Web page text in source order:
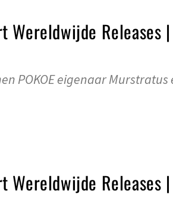
Wereldwijde Releases
POKOE eigenaar Murstratus
Wereldwijde Releases